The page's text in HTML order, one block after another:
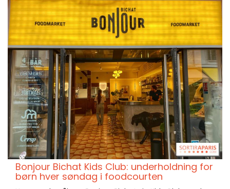
Bonjour Bichat Kids Club: underholdning for
børn hver søndag i foodcourten